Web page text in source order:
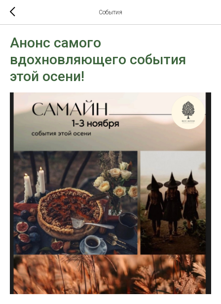
События
Анонс самого
вдохновляющего события
этой осени!